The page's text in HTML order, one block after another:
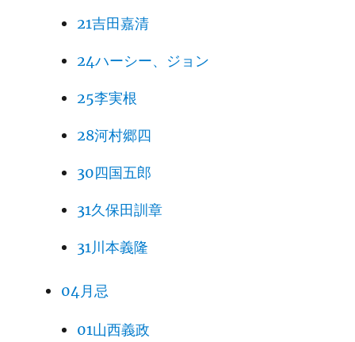
21吉田嘉清
24ハーシー、ジョン
25李実根
28河村郷四
30四国五郎
31久保田訓章
31川本義隆
04月忌
01山西義政